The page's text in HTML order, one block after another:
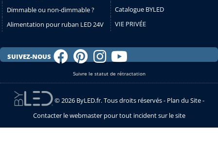
Dimmable ou non-dimmable ?
Alimentation pour ruban LED 24V
Catalogue BYLED
VIE PRIVÉE
SUIVEZ-NOUS
Suivre le statut de rétractation
© 2026 ByLED.fr. Tous droits réservés - Plan du Site-
Contacter le webmaster pour tout incident sur le site